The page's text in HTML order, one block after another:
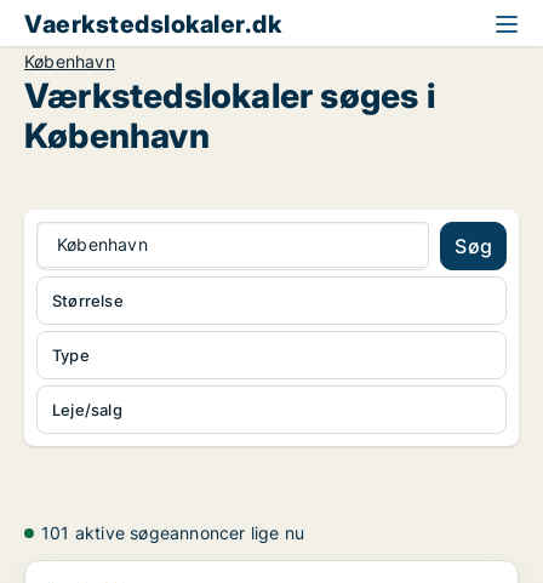
Vaerkstedslokaler.dk
København
Værkstedslokaler søges i
København
København Søg
Type
Leje/salg
Størrelse
101 aktive søgeannoncer lige nu